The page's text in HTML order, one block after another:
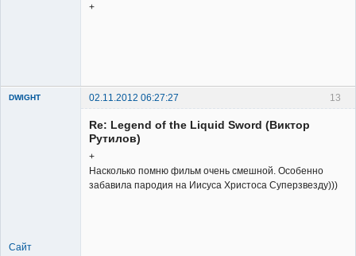
+
13
DWIGHT 02.11.2012 06:27:27
Re: Legend of the Liquid Sword (Виктор
Рутилов)
+
Насколько помню фильм очень смешной. Особенно
забавила пародия на Иисуса Христоса Суперзвезду)))
Сайт